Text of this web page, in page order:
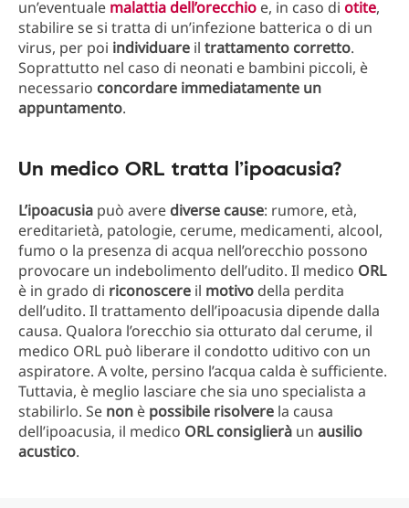
un’eventuale malattia dell’orecchio e, in caso di otite,
stabilire se si tratta di un’infezione batterica o di un
virus, per poi individuare il trattamento corretto.
Soprattutto nel caso di neonati e bambini piccoli, è
necessario concordare immediatamente un
appuntamento.
Un medico ORL tratta l’ipoacusia?
L’ipoacusia può avere diverse cause: rumore, età,
ereditarietà, patologie, cerume, medicamenti, alcool,
fumo o la presenza di acqua nell’orecchio possono
provocare un indebolimento dell’udito. Il medico ORL
è in grado di riconoscere il motivo della perdita
dell’udito. Il trattamento dell’ipoacusia dipende dalla
causa. Qualora l’orecchio sia otturato dal cerume, il
medico ORL può liberare il condotto uditivo con un
aspiratore. A volte, persino l’acqua calda è sufficiente.
Tuttavia, è meglio lasciare che sia uno specialista a
stabilirlo. Se non è possibile risolvere la causa
dell’ipoacusia, il medico ORL consiglierà un ausilio
acustico.